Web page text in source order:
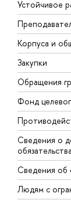
Устойчивое
Корпуса и
Закупки
Обращения
Фонд
Сведения о
Сведения об
Людям с